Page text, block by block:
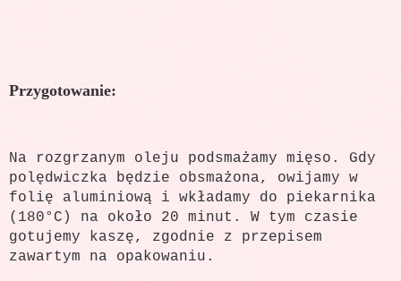
Przygotowanie:
Na rozgrzanym oleju podsmażamy mięso. Gdy
polędwiczka będzie obsmażona, owijamy w
folię aluminiową i wkładamy do piekarnika
(180°C) na około 20 minut. W tym czasie
gotujemy kaszę, zgodnie z przepisem
zawartym na opakowaniu.